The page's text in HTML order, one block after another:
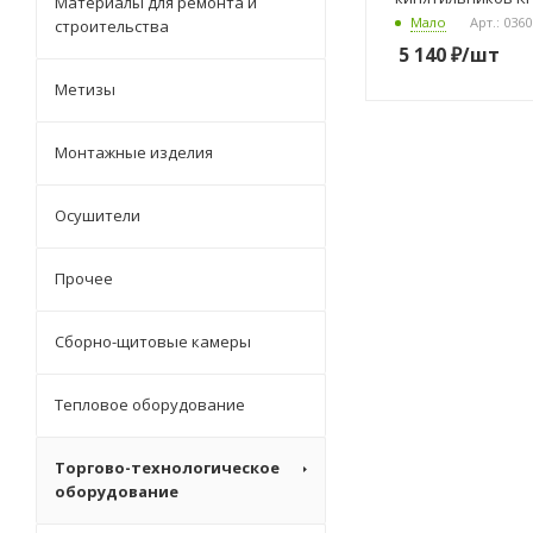
Мало Арт.:
5 140₽/шт
строительства
Метизы
Монтажные изделия
Осушители
Прочее
Сборно-щитовые камеры
Тепловое оборудование
Торгово-технологическое
оборудование